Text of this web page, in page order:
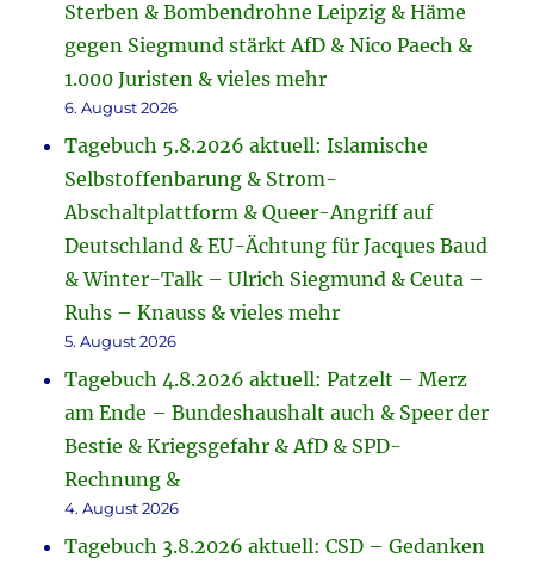
Sterben & Bombendrohne Leipzig & Häme
gegen Siegmund stärkt AfD & Nico Paech &
1.000 Juristen & vieles mehr
6. August 2026
Tagebuch 5.8.2026 aktuell: Islamische
Selbstoffenbarung & Strom-
Abschaltplattform & Queer-Angriff auf
Deutschland & EU-Ächtung für Jacques Baud
& Winter-Talk – Ulrich Siegmund & Ceuta –
Ruhs – Knauss & vieles mehr
5. August 2026
Tagebuch 4.8.2026 aktuell: Patzelt – Merz
am Ende – Bundeshaushalt auch & Speer der
Bestie & Kriegsgefahr & AfD & SPD-
Rechnung &
4. August 2026
Tagebuch 3.8.2026 aktuell: CSD – Gedanken